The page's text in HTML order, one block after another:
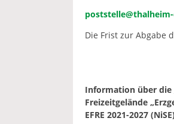
Die Frist zur Abgabe
Information über die
Freizeitgelände
EFRE 2021-2027